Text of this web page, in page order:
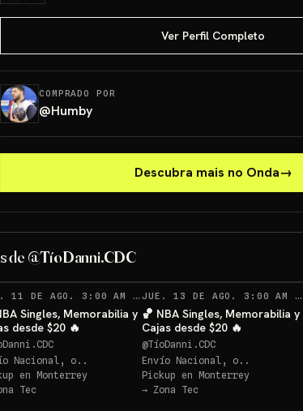
Ver Perfil Completo
COMPRADO POR
@Humby
Descubra mais no Onda→
de @TíoDanni.CDC
11 DE AGO. 3:00 AM ·62RECORDATORIOS
Singles, Memorabilia y
desde $20 🔥
Nacional, o..
en Monterrey
Tec
JUE. 13 DE AGO. 3:00 AM ·
🏀 NBA Singles, Memorabilia y
Cajas desde $20 🔥
@TíoDanni.CDC
Envío Nacional, o..
Pickup en Monterrey
→ Zona Tec